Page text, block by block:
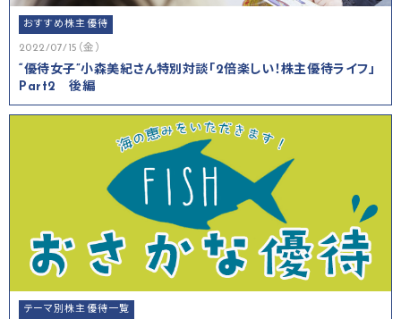
おすすめ株主優待
2022/07/15（金）
“優待女子”小森美紀さん特別対談「2倍楽しい！株主優待ライフ」
Part2 後編
テーマ別株主優待一覧